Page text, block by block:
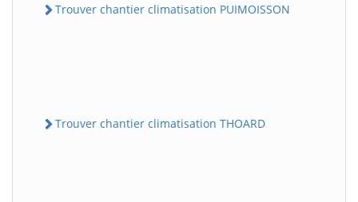
Trouver chantier climatisation PUIMOISSON
Trouver chantier climatisation THOARD